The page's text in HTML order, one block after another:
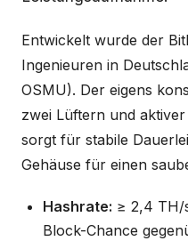
Entwickelt wurde der
Ingenieuren in
OSMU). Der eigens
zwei Lüftern und
sorgt für stabile
Gehäuse für einen
Hashrate: ≥ 2,4 TH/
Block-Chance